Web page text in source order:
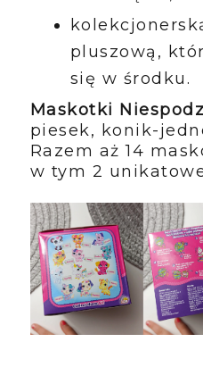
pluszową,
się w środku.
Maskotki
piesek, konik-
Razem aż 14
w tym 2